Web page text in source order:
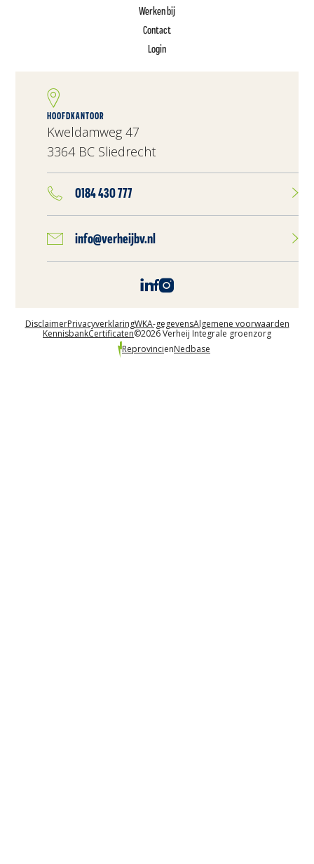
Werken bij
Contact
Login
HOOFDKANTOOR
Kweldamweg 47
3364 BC Sliedrecht
0184 430 777
info@verheijbv.nl
DisclaimerPrivacyverklaringWKA-gegevensAlgemene voorwaarden
KennisbankCertificaten©2026 Verheij Integrale groenzorg
ReprovincienNedbase